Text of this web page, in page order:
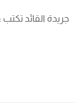
جريدة القائد